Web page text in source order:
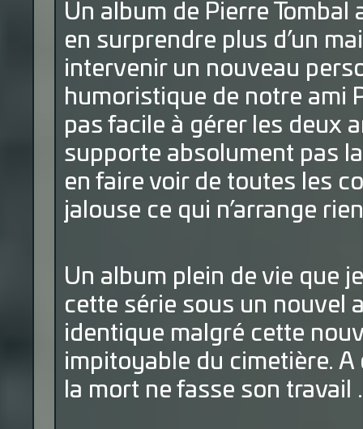
Un album de Pierre
en surprendre plus d’un
intervenir un nouveau
humoristique de notre ami
pas facile à gérer les deux
supporte absolument pas
en faire voir de toutes les
jalouse ce qui n’arrange
Un album plein de vie que
cette série sous un nouvel
identique malgré cette
impitoyable du cimetière.
la mort ne fasse son travail